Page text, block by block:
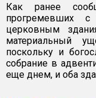
Как ранее
прогремевших
церковным
материальный
поскольку и
собрание в
еще днем, и оба